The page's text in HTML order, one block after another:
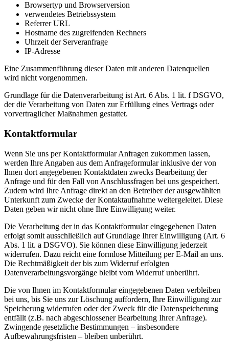
Browsertyp und Browserversion
verwendetes Betriebssystem
Referrer URL
Hostname des zugreifenden Rechners
Uhrzeit der Serveranfrage
IP-Adresse
Eine Zusammenführung dieser Daten mit anderen Datenquellen
wird nicht vorgenommen.
Grundlage für die Datenverarbeitung ist Art. 6 Abs. 1 lit. f DSGVO,
der die Verarbeitung von Daten zur Erfüllung eines Vertrags oder
vorvertraglicher Maßnahmen gestattet.
Kontaktformular
Wenn Sie uns per Kontaktformular Anfragen zukommen lassen,
werden Ihre Angaben aus dem Anfrageformular inklusive der von
Ihnen dort angegebenen Kontaktdaten zwecks Bearbeitung der
Anfrage und für den Fall von Anschlussfragen bei uns gespeichert.
Zudem wird Ihre Anfrage direkt an den Betreiber der ausgewählten
Unterkunft zum Zwecke der Kontaktaufnahme weitergeleitet. Diese
Daten geben wir nicht ohne Ihre Einwilligung weiter.
Die Verarbeitung der in das Kontaktformular eingegebenen Daten
erfolgt somit ausschließlich auf Grundlage Ihrer Einwilligung (Art. 6
Abs. 1 lit. a DSGVO). Sie können diese Einwilligung jederzeit
widerrufen. Dazu reicht eine formlose Mitteilung per E-Mail an uns.
Die Rechtmäßigkeit der bis zum Widerruf erfolgten
Datenverarbeitungsvorgänge bleibt vom Widerruf unberührt.
Die von Ihnen im Kontaktformular eingegebenen Daten verbleiben
bei uns, bis Sie uns zur Löschung auffordern, Ihre Einwilligung zur
Speicherung widerrufen oder der Zweck für die Datenspeicherung
entfällt (z.B. nach abgeschlossener Bearbeitung Ihrer Anfrage).
Zwingende gesetzliche Bestimmungen – insbesondere
Aufbewahrungsfristen – bleiben unberührt.